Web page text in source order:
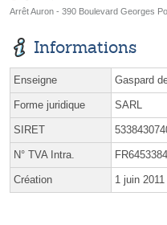
Arrêt Auron - 390 Boulevard Georges
Informations
Enseigne Gaspard
Forme juridique SARL
SIRET
N° TVA Intra.
Création 1 juin 2011